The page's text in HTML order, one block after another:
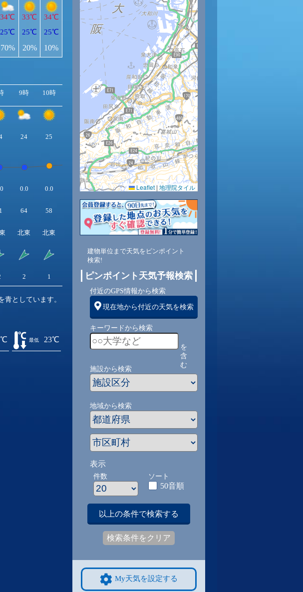
34℃
25℃
70%
33℃
25℃
20%
34℃
25℃
10%
9時 10時 12時 13時 14時 15時 16時
24 25 28 29 30 31 32
0.0 0.0 0.0 0.0 0.0 0.0 0.0
64 58 47 43 41 41 43
北東 北東 西 西 西 西
2 1 1 1 1 2
としています。
最低 23℃
Leaflet | 地理院タイル
建物単位まで天気をピンポイント
検索!
ピンポイント天気予報検索
付近のGPS情報から検索
現在地から付近の天気を検索
キーワードから検索
を
含
む
施設から検索
地域から検索
表示
件数 ソート
50音順
以上の条件で検索する
検索条件をクリア
My天気を設定する